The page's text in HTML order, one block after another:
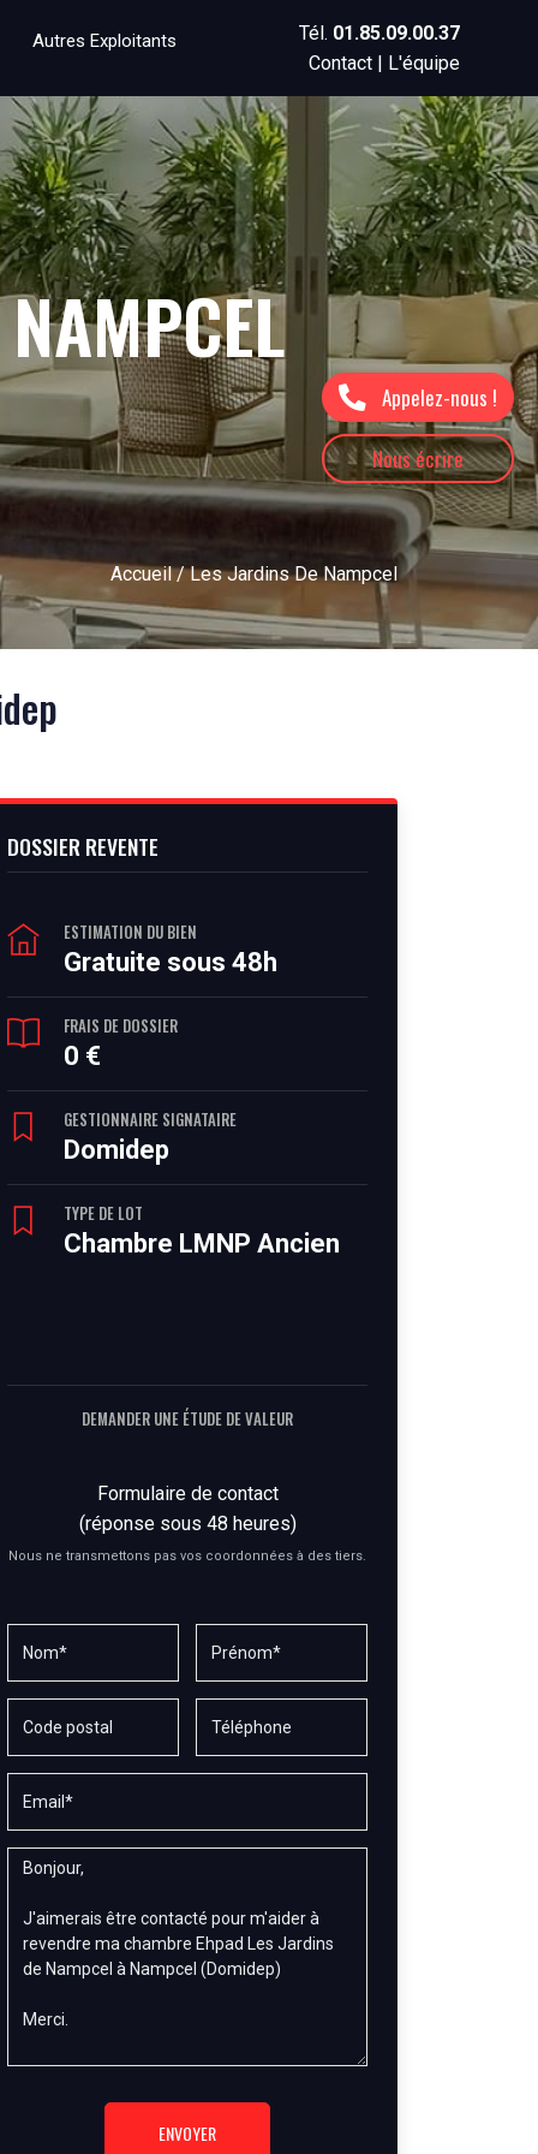
Appelez-nous !
Nous écrire
Autres Exploitants Tél. 01.85.09.00.37
Contact | L'équipe
Accueil/ Les Jardins De Nampcel
DOSSIER REVENTE
ESTIMATION DU BIEN
Gratuite sous 48h
FRAIS DE DOSSIER
0 €
GESTIONNAIRE SIGNATAIRE
Domidep
TYPE DE LOT
Chambre LMNP Ancien
DEMANDER UNE ÉTUDE DE VALEUR
Formulaire de contact
(réponse sous 48 heures)
Nous ne transmettons pas vos coordonnées à des tiers.
ENVOYER